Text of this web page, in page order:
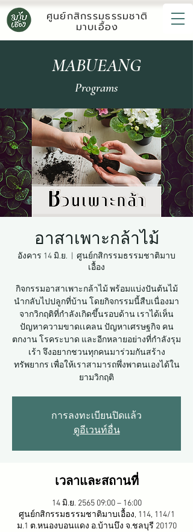
ศูนย์กสิกรรมธรรมชาติ
มาบเอื้อง
MABUEANG
Programs
อาสาเพาะกล้าไม้
อังคาร 14 มิ.ย.
ศูนย์กสิกรรมธรรมชาติมาบ
เอื้อง​
กิจกรรมอาสาเพาะกล้าไม้ พร้อมแบ่งปันต้นไม้
นำกลับไปปลูกที่บ้าน โดยกิจกรรมนี้สืบเนื่องมา
จากวิกฤติที่กำลังเกิดขึ้นรอบด้าน เราได้เห็น
ปัญหาความขาดเเคลน ปัญหาเศรษฐกิจ คน
ตกงาน โรคระบาด และอีกหลายอย่างที่กำลังรุม
เร้า จึงอยากชวนทุกคนมาร่วมกันสร้าง
ทรัพยากร เพื่อให้เราสามารถพึ่งพาตนเองได้ใน
ยามวิกฤติ
การลงทะเบียนปิดแล้ว
ดูอีเวนท์อื่น
เวลาและสถานที่
14 มิ.ย. 2565 09:00 – 16:00
ศูนย์กสิกรรมธรรมชาติมาบเอื้อง​, 114, 114/1
ม.1 ต.หนองบอนแดง อ.บ้านบึง จ.ชลบุรี 20170